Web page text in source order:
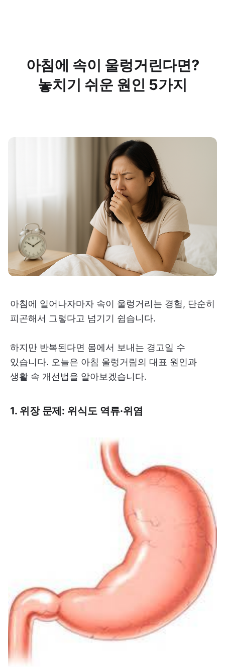
아침에 속이 울렁거린다면?
놓치기 쉬운 원인 5가지
아침에 일어나자마자 속이 울렁거리는 경험, 단순히
피곤해서 그렇다고 넘기기 쉽습니다.
하지만 반복된다면 몸에서 보내는 경고일 수
있습니다. 오늘은 아침 울렁거림의 대표 원인과
생활 속 개선법을 알아보겠습니다.
1. 위장 문제: 위식도 역류·위염